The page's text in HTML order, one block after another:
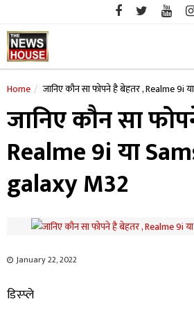
content
Home जानिए कौन सा फोपने है बेहतर , Realme 9i
जानिए कौन सा
Realme 9i या
galaxy M32
January 22, 2022
​डिस्प्ले